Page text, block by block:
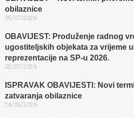
obilaznice​
05/07/2026
OBAVIJEST: Produženje radnog
ugostiteljskih objekata za vrijeme
reprezentacije na SP-u 2026.
02/07/2026
ISPRAVAK OBAVIJESTI: Novi
zatvaranja obilaznice​
24/06/2026